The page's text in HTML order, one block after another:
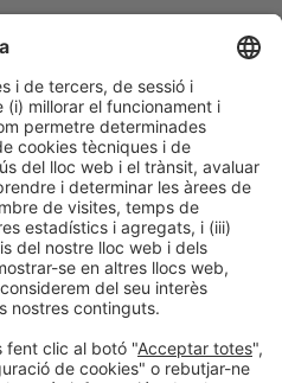
legalPolítica de privacitat
de cookies